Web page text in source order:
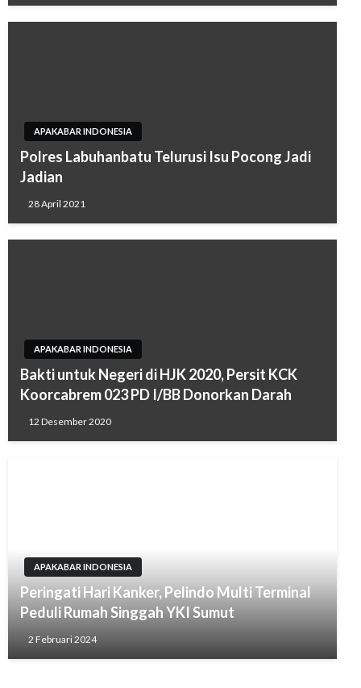
APAKABAR INDONESIA
Polres Labuhanbatu Telurusi Isu Pocong Jadi
Jadian
28 April 2021
APAKABAR INDONESIA
Bakti untuk Negeri di HJK 2020, Persit KCK
Koorcabrem 023 PD I/BB Donorkan Darah
12 Desember 2020
APAKABAR INDONESIA
Peringati Hari Kanker, Pelindo Multi Terminal
Peduli Rumah Singgah YKI Sumut
2 Februari 2024